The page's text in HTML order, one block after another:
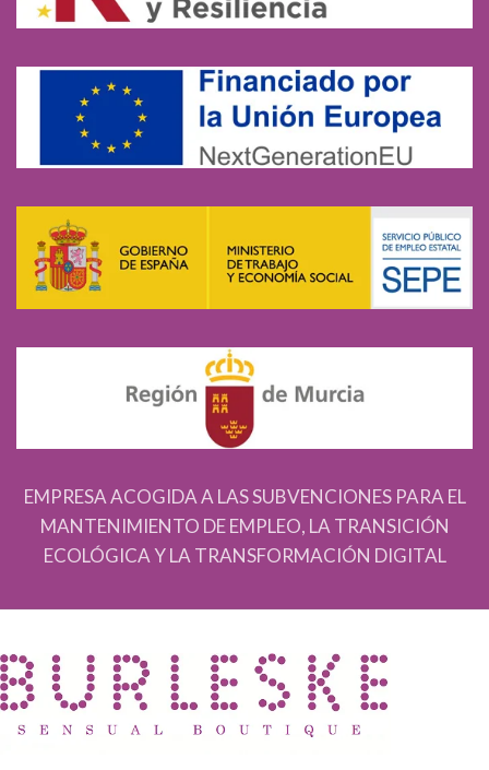
EMPRESA ACOGIDA A LAS SUBVENCIONES PARA EL
MANTENIMIENTO DE EMPLEO, LA TRANSICIÓN
ECOLÓGICA Y LA TRANSFORMACIÓN DIGITAL